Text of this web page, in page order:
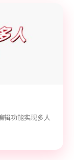
辑功能实现多人